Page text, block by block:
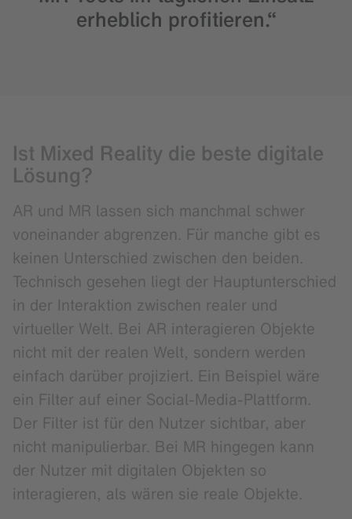
erheblich profitieren.“
Ist Mixed Reality die beste digitale
Lösung?
AR und MR lassen sich manchmal schwer
voneinander abgrenzen. Für manche gibt es
keinen Unterschied zwischen den beiden.
Technisch gesehen liegt der Hauptunterschied
in der Interaktion zwischen realer und
virtueller Welt. Bei AR interagieren Objekte
nicht mit der realen Welt, sondern werden
einfach darüber projiziert. Ein Beispiel wäre
ein Filter auf einer Social-Media-Plattform.
Der Filter ist für den Nutzer sichtbar, aber
nicht manipulierbar. Bei MR hingegen kann
der Nutzer mit digitalen Objekten so
interagieren, als wären sie reale Objekte.